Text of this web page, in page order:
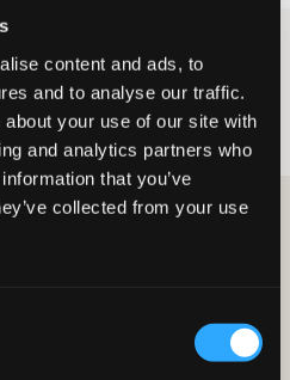
content and ads, to
and to analyse our traffic.
your use of our site with
and analytics partners who
that you’ve
collected from your use
młodzieży i
OTRZYMAJ 10% ZNIŻKI NA
zakupie jako członek i w zwykłych
z innymi ofertami. Aby uzyskać więcej